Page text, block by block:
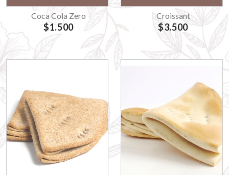
Coca Cola Zero
$1.500
Croissant
$3.500